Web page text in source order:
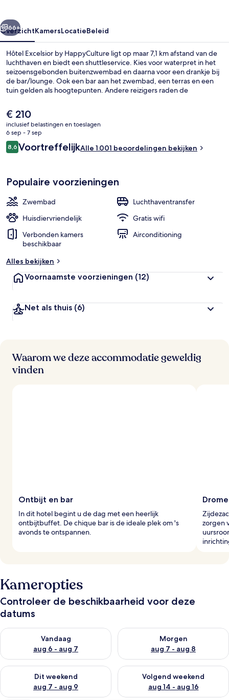
Volgende
66+
OverzichtKamersLocatieBeleid
Hôtel Excelsior by HappyCulture ligt op maar 7,1 km afstand van de
luchthaven en biedt een shuttleservice. Kies voor waterpret in het
seizoensgebonden buitenzwembad en daarna voor een drankje bij
de bar/lounge. Ook een bar aan het zwembad, een terras en een
tuin gelden als hoogtepunten. Andere reizigers raden de
ontbijt. De accommodatie ligt op korte loopafstand van het
openbaar vervoer: het is 5 minuten lopen naar Station Gare Thiers
en 7 minuten naar Station Jean Médecin.
De
huidige
prijs
is
€ 210
€ 210
inclusief belastingen en toeslagen
6 sep - 7 sep
Beoordelingen
8,68,6 op 10 –
VoortreffelijkAlle 1.001 beoordelingen bekijken
Populaire voorzieningen
Zwembad
Luchthaventransfer
Huisdiervriendelijk
Gratis wifi
Verbonden kamers
beschikbaar
Airconditioning
Alles bekijken
Voornaamste voorzieningen (12)
Net als thuis (6)
Waarom we deze accommodatie geweldig
vinden
Ontbijt en bar
In dit hotel begint u de dag met een heerlijk
ontbijtbuffet. De chique bar is de ideale plek om 's
avonds te ontspannen.
zorgen
Kameropties
Controleer de beschikbaarheid voor deze
datums
Vandaag
aug 6 - aug 7
De beschikbaarheid controleren voor vanavond aug 6 - aug 7
Morgen
aug 7 - aug 8
De beschikbaarheid
Dit weekend
aug 7 - aug 9
De beschikbaarheid controleren voor dit weekend aug 7 -
Volgend weekend
aug 14 - aug 16
De beschikbaarheid